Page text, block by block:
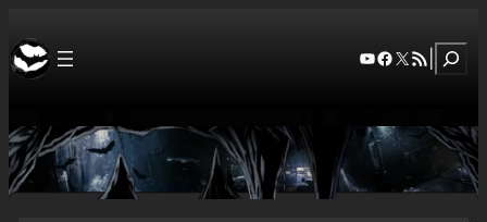
YouTube
Facebook
X RSS Feed